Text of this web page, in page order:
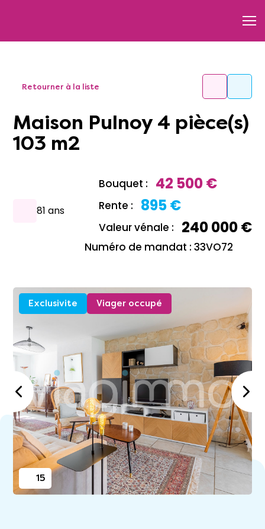
Retourner à la liste
Maison Pulnoy 4 pièce(s)
103 m2
81 ans
Bouquet : 42 500 €
Rente : 895 €
Valeur vénale : 240 000 €
Numéro de mandat : 33VO72
Exclusivite Viager occupé
15